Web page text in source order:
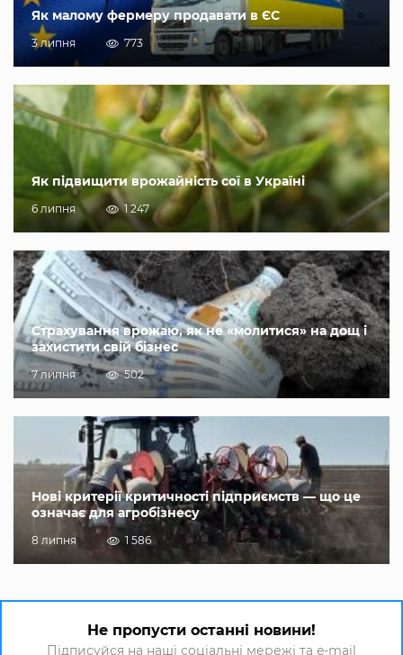
Як малому фермеру продавати в ЄС
3 липня 773
Як підвищити врожайність сої в Україні
6 липня 1 247
Страхування врожаю, як не «молитися» на дощ і
захистити свій бізнес
7 липня 502
Нові критерії критичності підприємств — що це
означає для агробізнесу
8 липня 1 586
Не пропусти останні новини!
Підписуйся на наші соціальні мережі та e-mail